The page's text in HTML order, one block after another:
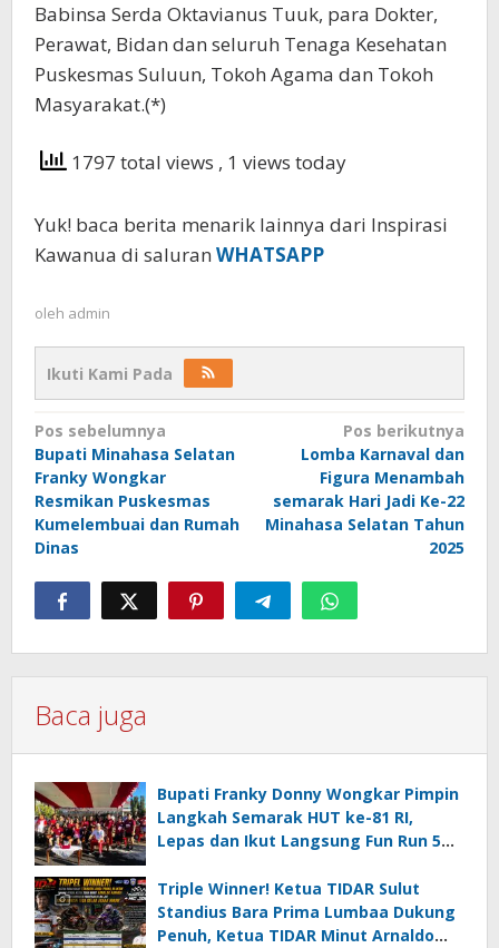
Babinsa Serda Oktavianus Tuuk, para Dokter,
Perawat, Bidan dan seluruh Tenaga Kesehatan
Puskesmas Suluun, Tokoh Agama dan Tokoh
Masyarakat.(*)
1797 total views , 1 views today
Yuk! baca berita menarik lainnya dari Inspirasi
Kawanua di saluran WHATSAPP
oleh admin
Ikuti Kami Pada
Navigasi
pos
Pos sebelumnya
Bupati Minahasa Selatan
Franky Wongkar
Resmikan Puskesmas
Kumelembuai dan Rumah
Dinas
Pos berikutnya
Lomba Karnaval dan
Figura Menambah
semarak Hari Jadi Ke-22
Minahasa Selatan Tahun
2025
Baca juga
Bupati Franky Donny Wongkar Pimpin
Langkah Semarak HUT ke-81 RI,
Lepas dan Ikut Langsung Fun Run 5
Triple Winner! Ketua TIDAR Sulut
Standius Bara Prima Lumbaa Dukung
Penuh, Ketua TIDAR Minut Arnaldo